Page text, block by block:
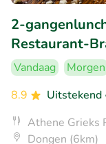
2-
Restaurant-
Vandaag Morgen
8.9
Uitstekend
Athene Grieks
Dongen (6km)